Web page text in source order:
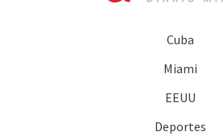
Cuba
Miami
EEUU
Deportes